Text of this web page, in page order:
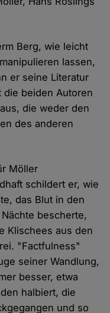
Berg, wie leicht
lassen,
er seine Literatur
die beiden Autoren
die weder den
des anderen
Möller
schildert er, wie
das Blut in den
bescherte,
Klischees aus den
"Factfulness"
seiner Wandlung,
besser, etwa
halbiert, die
und so